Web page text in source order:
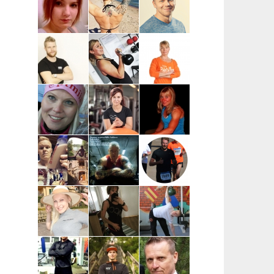
kantakaupunki
pääkaupunkiseutu
Kaarina,
Turku, Raisio
Anna-Mari Löf
| Salo
Susanna
Ingves |
Raasepori
Vesa-Matti
Vehkaperä |
Oulu
Taneli
Leppänen |
Turku ja
lähikunnat
Kata Pulkka |
Pääkaupunkiseutu
Marika
Koskela-
Kontu |
Pohjois-
Pohjanmaa
Miia
Numminen |
Keuruu
Sara Uimonen |
Pääkaupunkiseutu
Miranda Tirri |
Koko Suomi ja
ulkomaat,
verkkovalmennus
Mikael Mentu
| Helsinki
Miikka
Heikkinen |
Itä-Suomi
Wille
Wahlberg |
Helsinki
Katja Varjo |
Raisio
Marja-Liisa
Ylipahkala |
Oulu,
Kempele,
Mikael
Pihlajamaa |
Turun alue